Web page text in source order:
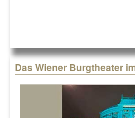
Das Wiener Burgtheater